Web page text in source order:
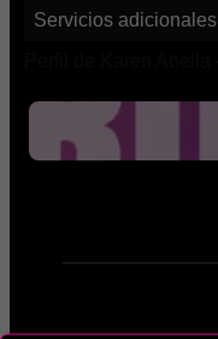
Servicios adicionales